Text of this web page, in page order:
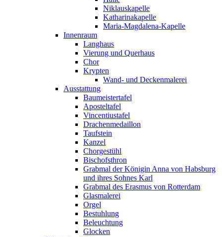
Niklauskapelle
Katharinakapelle
Maria-Magdalena-Kapelle
Innenraum
Langhaus
Vierung und Querhaus
Chor
Krypten
Wand- und Deckenmalerei
Ausstattung
Baumeistertafel
Aposteltafel
Vincentiustafel
Drachenmedaillon
Taufstein
Kanzel
Chorgestühl
Bischofsthron
Grabmal der Königin Anna von Habsburg
und ihres Sohnes Karl
Grabmal des Erasmus von Rotterdam
Glasmalerei
Orgel
Bestuhlung
Beleuchtung
Glocken